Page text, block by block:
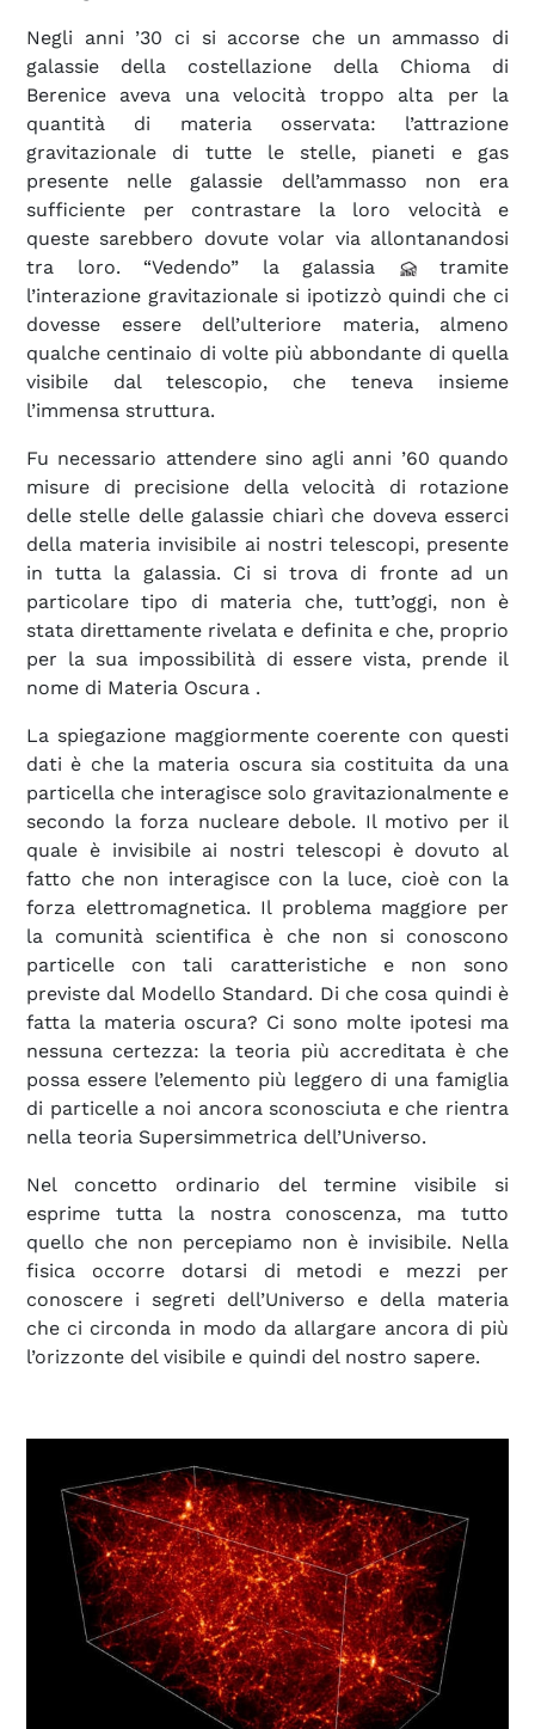
Negli anni ’30 ci si accorse che un ammasso di
galassie della costellazione della Chioma di
Berenice aveva una velocità troppo alta per la
quantità di materia osservata: l’attrazione
gravitazionale di tutte le stelle, pianeti e gas
presente nelle galassie dell’ammasso non era
sufficiente per contrastare la loro velocità e
queste sarebbero dovute volar via allontanandosi
tra loro. “Vedendo” la galassia
tramite
l’interazione gravitazionale si ipotizzò quindi che ci
dovesse essere dell’ulteriore materia, almeno
qualche centinaio di volte più abbondante di quella
visibile dal telescopio, che teneva insieme
l’immensa struttura.
Fu necessario attendere sino agli anni ’60 quando
misure di precisione della velocità di rotazione
delle stelle delle galassie chiarì che doveva esserci
della materia invisibile ai nostri telescopi, presente
in tutta la galassia. Ci si trova di fronte ad un
particolare tipo di materia che, tutt’oggi, non è
stata direttamente rivelata e definita e che, proprio
per la sua impossibilità di essere vista, prende il
nome di Materia Oscura .
La spiegazione maggiormente coerente con questi
dati è che la materia oscura sia costituita da una
particella che interagisce solo gravitazionalmente e
secondo la forza nucleare debole. Il motivo per il
quale è invisibile ai nostri telescopi è dovuto al
fatto che non interagisce con la luce, cioè con la
forza elettromagnetica. Il problema maggiore per
la comunità scientifica è che non si conoscono
particelle con tali caratteristiche e non sono
previste dal Modello Standard. Di che cosa quindi è
fatta la materia oscura? Ci sono molte ipotesi ma
nessuna certezza: la teoria più accreditata è che
possa essere l’elemento più leggero di una famiglia
di particelle a noi ancora sconosciuta e che rientra
nella teoria Supersimmetrica dell’Universo.
Nel concetto ordinario del termine visibile si
esprime tutta la nostra conoscenza, ma tutto
quello che non percepiamo non è invisibile. Nella
fisica occorre dotarsi di metodi e mezzi per
conoscere i segreti dell’Universo e della materia
che ci circonda in modo da allargare ancora di più
l’orizzonte del visibile e quindi del nostro sapere.